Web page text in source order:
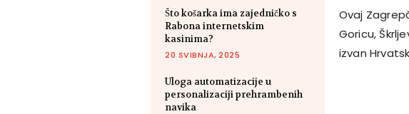
Što košarka ima zajedničko s
Rabona internetskim
kasinima?
20 SVIBNJA, 2025
Uloga automatizacije u
personalizaciji prehrambenih
navika
Ovaj
Goricu,
izvan